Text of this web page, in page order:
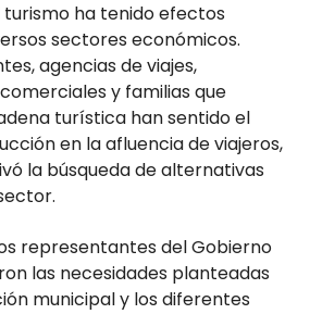
turismo ha tenido efectos
sectores económicos.
agencias de viajes,
y familias que
turística han sentido el
en la afluencia de viajeros,
la búsqueda de alternativas
representantes del Gobierno
las necesidades planteadas
municipal y los diferentes